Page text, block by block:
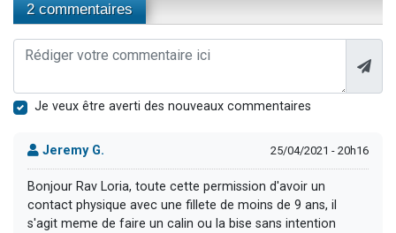
2 commentaires
Je veux être averti des nouveaux commentaires
Jeremy G. 25/04/2021 - 20h16
Bonjour Rav Loria, toute cette permission d'avoir un
contact physique avec une fillete de moins de 9 ans, il
s'agit meme de faire un calin ou la bise sans intention